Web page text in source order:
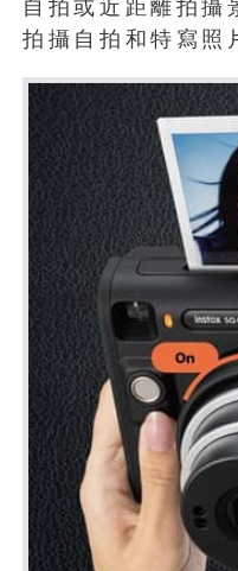
自拍或近距離拍攝
拍攝自拍和特寫照